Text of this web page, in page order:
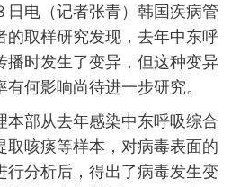
彩票 食品
信息化 数据
军事 无人机
新华广播
电（记者张青）韩国疾病管
的取样研究发现，去年中东呼
播时发生了变异，但这种变异
何影响尚待进一步研究。
部从去年感染中东呼吸综合
取咳痰等样本，对病毒表面的
行分析后，得出了病毒发生变